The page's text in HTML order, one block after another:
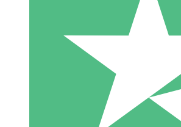
Individuelle Credit-
Zahlen Sie nach Bedarf mit
monatliche Verpflichtung
10 00